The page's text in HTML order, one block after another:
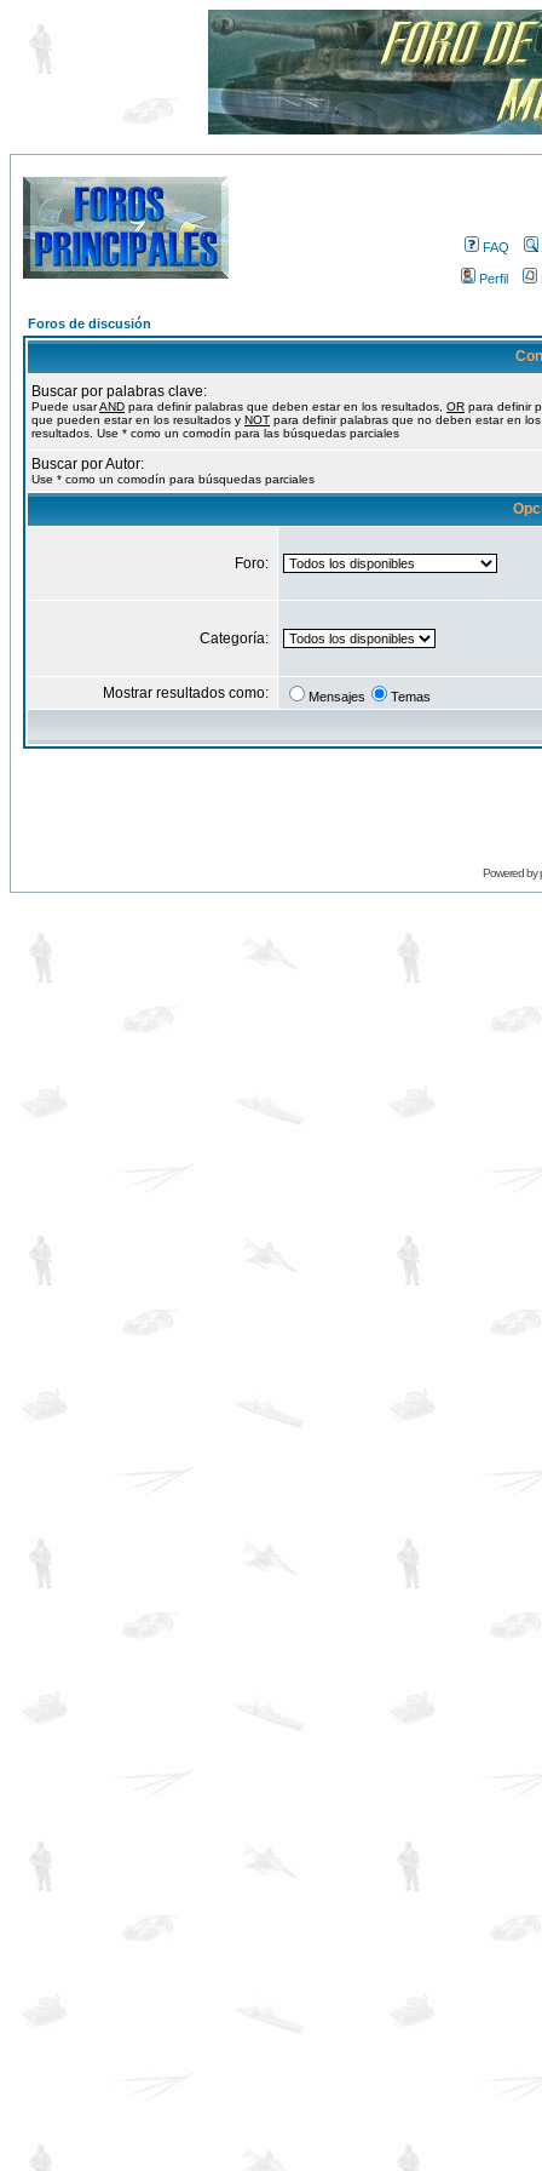
FAQ
Perfil
Foros de discusión
Buscar por palabras clave:
Puede usarAND para definir palabras que deben estar en los resultados, OR para definir
que pueden estar en los resultados y NOT para definir palabras que no deben estar en los
resultados. Use * como un comodín para las búsquedas parciales
Buscar por Autor:
Use * como un comodín para búsquedas parciales
Foro:
Categoría:
Mostrar resultados como: Mensajes Temas
Powered by